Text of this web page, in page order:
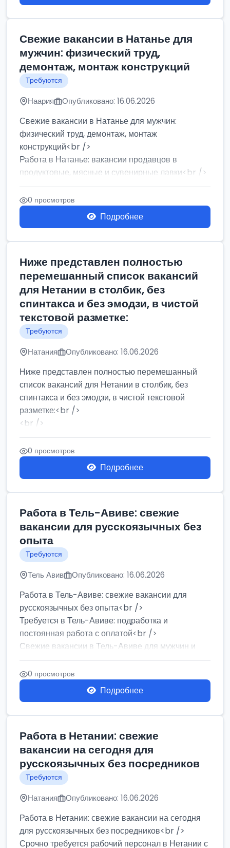
Свежие вакансии в Натанье для
мужчин: физический труд,
демонтаж, монтаж конструкций
Требуются
Наария Опубликовано: 16.06.2026
Свежие вакансии в Натанье для мужчин:
физический труд, демонтаж, монтаж
конструкций<br />
Работа в Натанье: вакансии продавцов в
продуктовые, мясные и сувенирные лавки<br />
Разнорабочий на сборку м...
0 просмотров
Подробнее
Ниже представлен полностью
перемешанный список вакансий
для Нетании в столбик, без
спинтакса и без эмодзи, в чистой
текстовой разметке:
Требуются
Натания Опубликовано: 16.06.2026
Ниже представлен полностью перемешанный
список вакансий для Нетании в столбик, без
спинтакса и без эмодзи, в чистой текстовой
разметке:<br />
<br />
Работа в Нетании на мебельном производстве:
требу...
0 просмотров
Подробнее
Работа в Тель-Авиве: свежие
вакансии для русскоязычных без
опыта
Требуются
Тель Авив Опубликовано: 16.06.2026
Работа в Тель-Авиве: свежие вакансии для
русскоязычных без опыта<br />
Требуется в Тель-Авиве: подработка и
постоянная работа с оплатой<br />
Свежие вакансии в Тель-Авиве для мужчин и
женщин от хозя...
0 просмотров
Подробнее
Работа в Нетании: свежие
вакансии на сегодня для
русскоязычных без посредников
Требуются
Натания Опубликовано: 16.06.2026
Работа в Нетании: свежие вакансии на сегодня
для русскоязычных без посредников<br />
Срочно требуется рабочий персонал в Нетании с